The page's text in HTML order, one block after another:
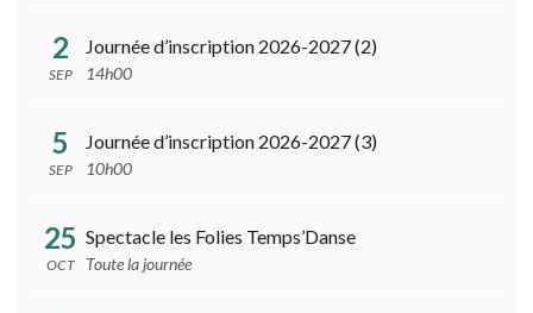
2
SEP
Journée d’inscription 2026-2027 (2)
14h00
5
SEP
Journée d’inscription 2026-2027 (3)
10h00
25
OCT
Spectacle les Folies Temps’Danse
Toute la journée